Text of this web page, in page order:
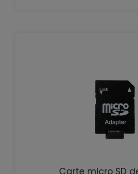
Carte micro SD